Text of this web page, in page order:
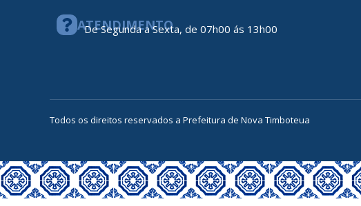
ATENDIMENTO
De Segunda a Sexta, de 07h00 ás 13h00
Todos os direitos reservados a Prefeitura de Nova Timboteua